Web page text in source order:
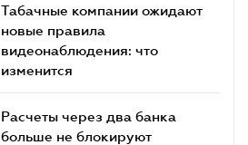
Табачные компании ожидают
новые правила
видеонаблюдения: что
изменится
Расчеты через два банка
больше не блокируют